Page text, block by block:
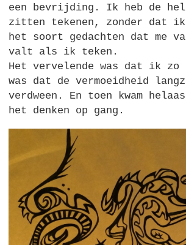
een bevrijding. Ik heb de
zitten tekenen, zonder dat
het soort gedachten dat me
valt als ik teken.
Het vervelende was dat ik zo
was dat de vermoeidheid
verdween. En toen kwam
het denken op gang.